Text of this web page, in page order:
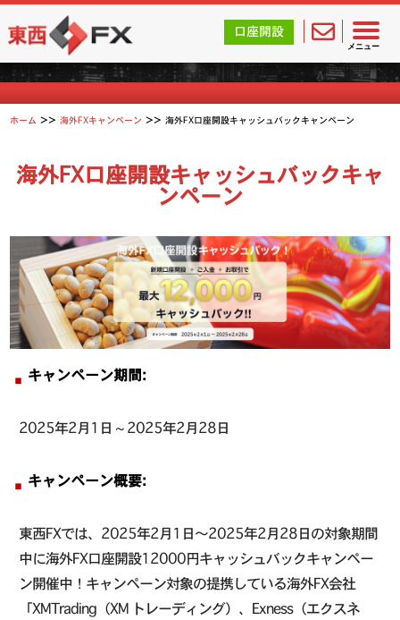
メニュー
東西FX｜海外FX会社（ブローカー）の無料口座開設サポ
口座開設
海外FXキャンペーン
ホーム >>海外FXキャンペーン >>海外FX口座開設キャッシュバックキャンペーン
海外FX口座開設キャッシュバックキャ
ンペーン
キャンペーン期間:
2025年2月1日 ~ 2025年2月28日
キャンペーン概要:
東西FXでは、2025年2月1日〜2025年2月28日の対象期間
中に海外FX口座開設12000円キャッシュバックキャンペー
ン開催中！キャンペーン対象の提携している海外FX会社
「XMTrading（XM トレーディング）、Exness（エクスネ